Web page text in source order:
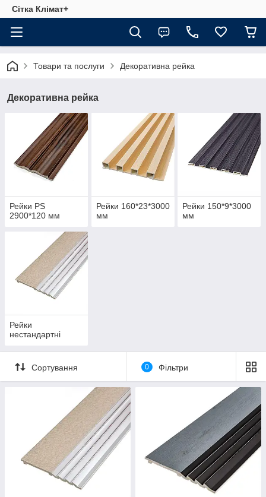
Сітка Клімат+
Товари та послуги Декоративна рейка
Декоративна рейка
Рейки PS
2900*120 мм
Рейки 160*23*3000
мм
Рейки 150*9*3000
мм
Рейки
нестандартні
Сортування 0 Фільтри